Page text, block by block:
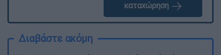
καταχώρηση
Διαβάστε ακόμη